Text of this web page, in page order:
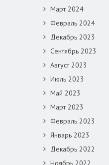
Март 2024
Февраль 2024
Декабрь 2023
Сентябрь 2023
Август 2023
Июль 2023
Май 2023
Март 2023
Февраль 2023
Январь 2023
Декабрь 2022
Ноябрь 2022